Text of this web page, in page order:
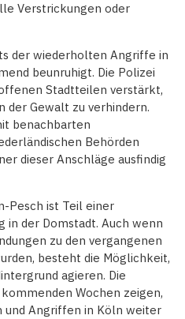
Verstrickungen oder
der wiederholten Angriffe in
beunruhigt. Die Polizei
Stadtteilen verstärkt,
Gewalt zu verhindern.
benachbarten
Behörden
dieser Anschläge ausfindig
Pesch ist Teil einer
in der Domstadt. Auch wenn
zu den vergangenen
besteht die Möglichkeit,
agieren. Die
Wochen zeigen,
und Angriffen in Köln weiter